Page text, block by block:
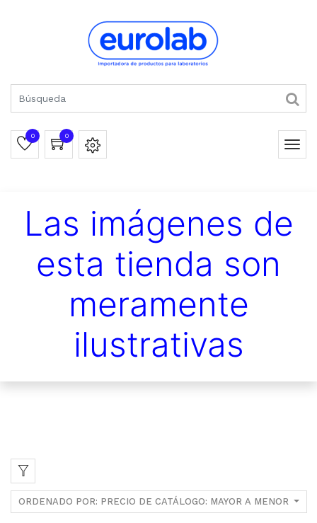
0 0
Las imágenes de
esta tienda son
meramente
ilustrativas
ORDENADO POR: PRECIO DE CATÁLOGO: MAYOR A MENOR